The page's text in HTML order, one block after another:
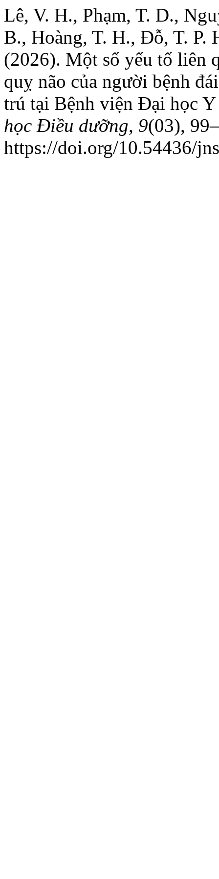
Lê, V. H., Phạm, T. D.,
B., Hoàng, T. H., Đỗ, T. P.
(2026). Một số yếu tố liên
quỵ não của người bệnh
trú tại Bệnh viện Đại học
học Điều dưỡng, 9(03),
https://doi.org/10.54436/